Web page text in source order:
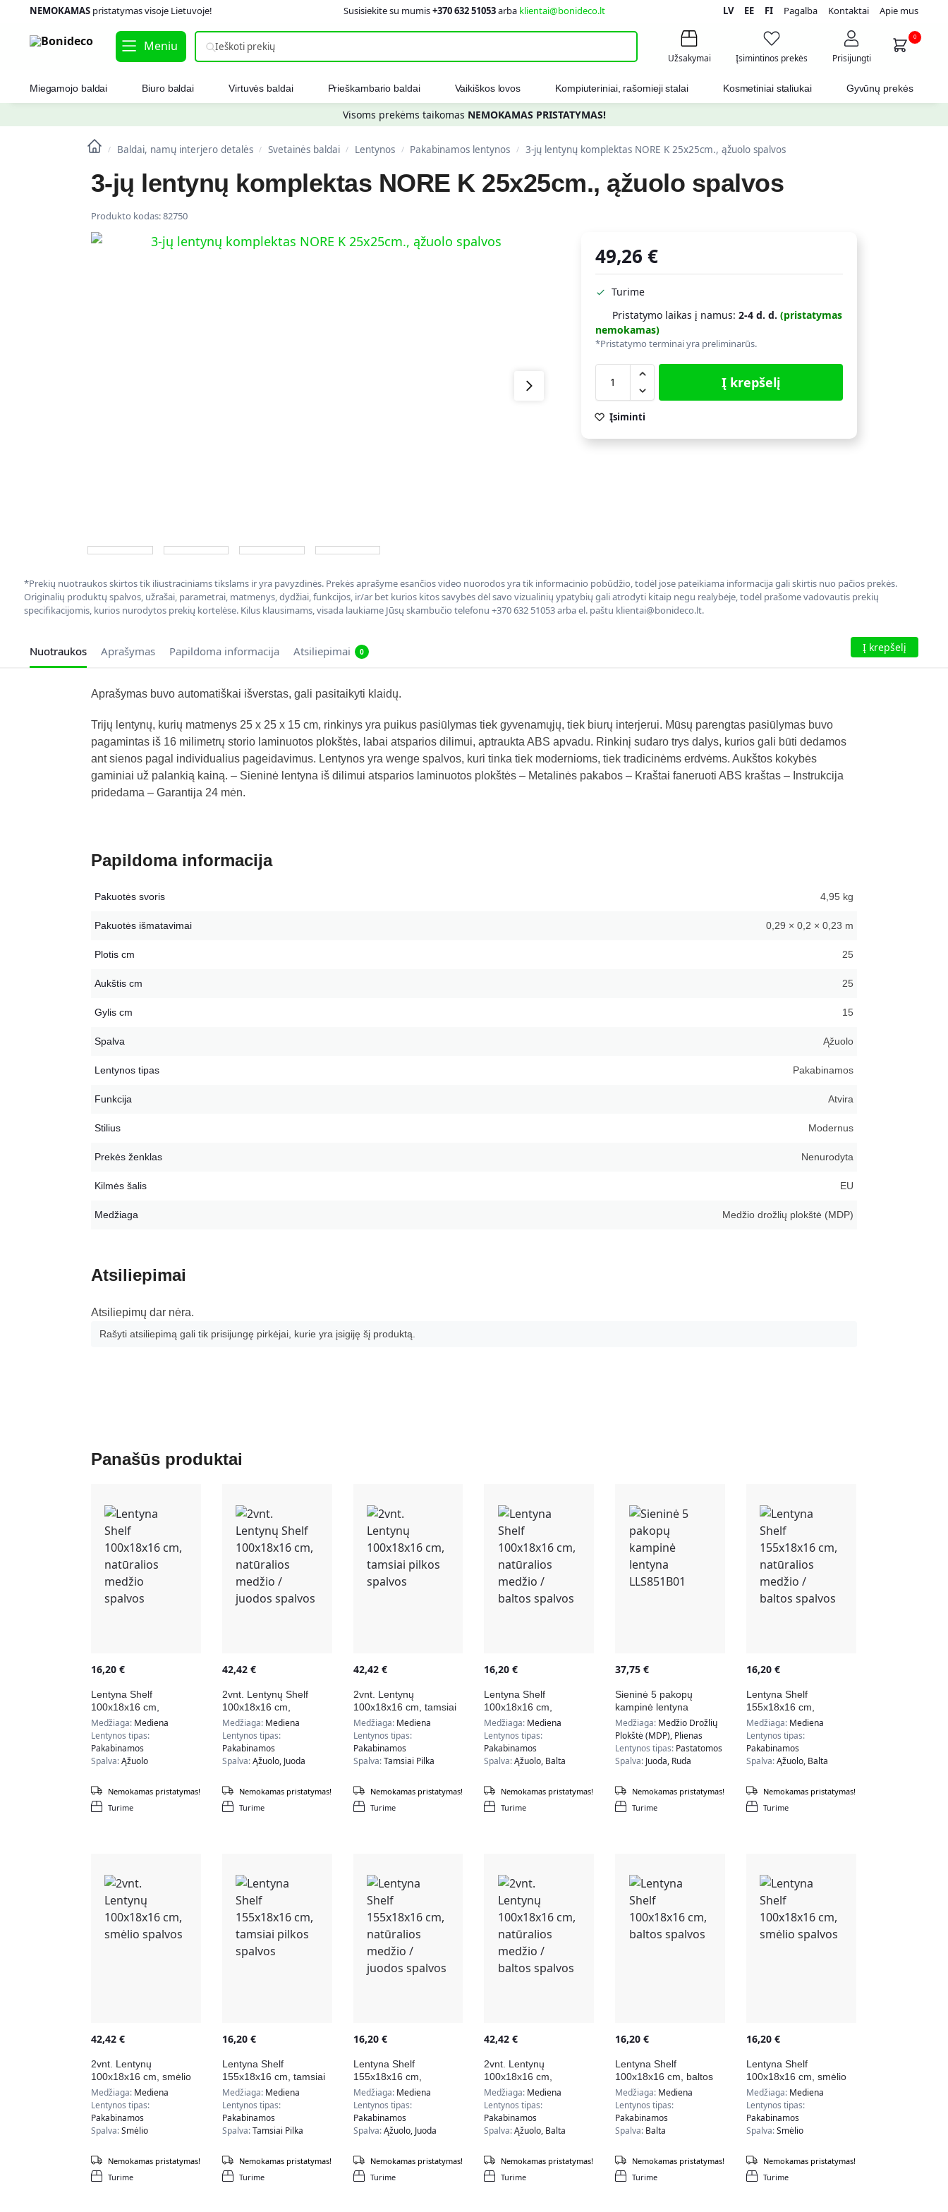
NEMOKAMASpristatymas visoje Lietuvoje! Susisiekite su mumis+370 632 51053arba klientai@bonideco.lt LV EE FI Pagalba Kontaktai Apie mus
Meniu
Užsakymai Įsimintinos prekės Prisijungti
0
Miegamojo baldai Biuro baldai Virtuvės baldai Prieškambario baldai Vaikiškos lovos Kompiuteriniai, rašomieji stalai Kosmetiniai staliukai Gyvūnų prekės
Visoms prekėms taikomas NEMOKAMAS PRISTATYMAS!
/ Baldai, namų interjero detalės / Svetainės baldai / Lentynos / Pakabinamos lentynos / 3-jų lentynų komplektas NORE K 25x25cm., ąžuolo spalvos
3-jų lentynų komplektas NORE K 25x25cm., ąžuolo spalvos
Produkto kodas:82750
49,26€
Turime
Pristatymo laikas į namus:2-4 d. d. (pristatymas
nemokamas)
*Pristatymo terminai yra preliminarūs.
Į krepšelį
Įsiminti
*Prekių nuotraukos skirtos tik iliustraciniams tikslams ir yra pavyzdinės. Prekės aprašyme esančios video nuorodos yra tik informacinio pobūdžio, todėl jose pateikiama informacija gali skirtis nuo pačios prekės.
Originalių produktų spalvos, užrašai, parametrai, matmenys, dydžiai, funkcijos, ir/ar bet kurios kitos savybės dėl savo vizualinių ypatybių gali atrodyti kitaip negu realybėje, todėl prašome vadovautis prekių
specifikacijomis, kurios nurodytos prekių kortelėse. Kilus klausimams, visada laukiame Jūsų skambučio telefonu +370 632 51053 arba el. paštu klientai@bonideco.lt.
Nuotraukos Aprašymas Papildoma informacija Atsiliepimai 0 Į krepšelį
Aprašymas buvo automatiškai išverstas, gali pasitaikyti klaidų.
Trijų lentynų, kurių matmenys 25 x 25 x 15 cm, rinkinys yra puikus pasiūlymas tiek gyvenamųjų, tiek biurų interjerui. Mūsų parengtas pasiūlymas buvo
pagamintas iš 16 milimetrų storio laminuotos plokštės, labai atsparios dilimui, aptraukta ABS apvadu. Rinkinį sudaro trys dalys, kurios gali būti dedamos
ant sienos pagal individualius pageidavimus. Lentynos yra wenge spalvos, kuri tinka tiek modernioms, tiek tradicinėms erdvėms. Aukštos kokybės
gaminiai už palankią kainą. – Sieninė lentyna iš dilimui atsparios laminuotos plokštės – Metalinės pakabos – Kraštai faneruoti ABS kraštas – Instrukcija
pridedama – Garantija 24 mėn.
Papildoma informacija
Pakuotės svoris 4,95 kg
Pakuotės išmatavimai 0,29 × 0,2 × 0,23 m
Plotis cm 25
Aukštis cm 25
Gylis cm 15
Spalva Ąžuolo
Lentynos tipas Pakabinamos
Funkcija Atvira
Stilius Modernus
Prekės ženklas Nenurodyta
Kilmės šalis EU
Medžiaga Medžio drožlių plokštė (MDP)
Atsiliepimai
Atsiliepimų dar nėra.
Rašyti atsiliepimą gali tik prisijungę pirkėjai, kurie yra įsigiję šį produktą.
Panašūs produktai
16,20 €
Lentyna Shelf
100x18x16 cm,
natūralios medžio
spalvos
Medžiaga: Mediena
Lentynos tipas:
Pakabinamos
Spalva:Ąžuolo
Turime
Nemokamas pristatymas!
42,42 €
2vnt. Lentynų Shelf
100x18x16 cm,
natūralios medžio /
juodos spalvos
Medžiaga: Mediena
Lentynos tipas:
Pakabinamos
Spalva:Ąžuolo, Juoda
Turime
Nemokamas pristatymas!
42,42 €
2vnt. Lentynų
100x18x16 cm, tamsiai
pilkos spalvos
Medžiaga: Mediena
Lentynos tipas:
Pakabinamos
Spalva:Tamsiai Pilka
Turime
Nemokamas pristatymas!
16,20€
Lentyna Shelf
100x18x16 cm,
natūralios medžio /
baltos spalvos
Medžiaga: Mediena
Lentynos tipas:
Pakabinamos
Spalva:Ąžuolo, Balta
Turime
Nemokamas pristatymas!
37,75€
Sieninė 5 pakopų
kampinė lentyna
LLS851B01
Medžiaga: Medžio Drožlių
Plokštė (MDP), Plienas
Lentynos tipas: Pastatomos
Spalva: Juoda, Ruda
Turime
Nemokamas pristatymas!
16,20 €
Lentyna Shelf
155x18x16 cm,
natūralios medžio /
baltos spalvos
Medžiaga: Mediena
Lentynos tipas:
Pakabinamos
Spalva:Ąžuolo, Balta
Turime
Nemokamas pristatymas!
42,42 €
2vnt. Lentynų
100x18x16 cm, smėlio
spalvos
Medžiaga: Mediena
Lentynos tipas:
Pakabinamos
Spalva:Smėlio
Turime
Nemokamas pristatymas!
16,20 €
Lentyna Shelf
155x18x16 cm, tamsiai
pilkos spalvos
Medžiaga: Mediena
Lentynos tipas:
Pakabinamos
Spalva:Tamsiai Pilka
Turime
Nemokamas pristatymas!
16,20 €
Lentyna Shelf
155x18x16 cm,
natūralios medžio /
juodos spalvos
Medžiaga: Mediena
Lentynos tipas:
Pakabinamos
Spalva:Ąžuolo, Juoda
Turime
Nemokamas pristatymas!
42,42€
2vnt. Lentynų
100x18x16 cm,
natūralios medžio /
baltos spalvos
Medžiaga: Mediena
Lentynos tipas:
Pakabinamos
Spalva:Ąžuolo, Balta
Turime
Nemokamas pristatymas!
16,20€
Lentyna Shelf
100x18x16 cm, baltos
spalvos
Medžiaga: Mediena
Lentynos tipas:
Pakabinamos
Spalva: Balta
Turime
Nemokamas pristatymas!
16,20 €
Lentyna Shelf
100x18x16 cm, smėlio
spalvos
Medžiaga: Mediena
Lentynos tipas:
Pakabinamos
Spalva:Smėlio
Turime
Nemokamas pristatymas!